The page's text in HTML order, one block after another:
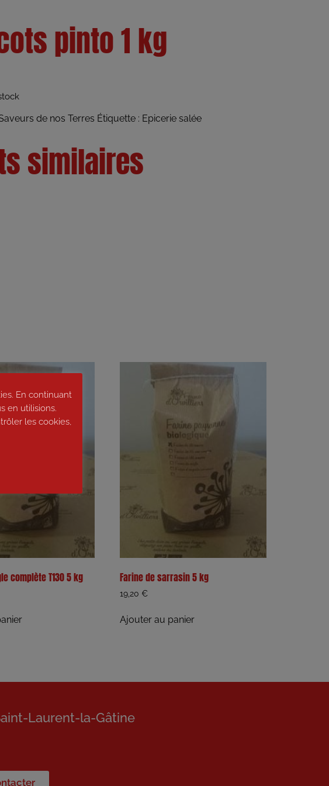
pinto 1 kg
de nos Terres Étiquette : Epicerie salée
similaires
complète T130 5 kg Farine de sarrasin 5 kg
19,20€
Ajouter au panier
Laurent-la-Gâtine
En continuant
en utilisions.
les cookies,